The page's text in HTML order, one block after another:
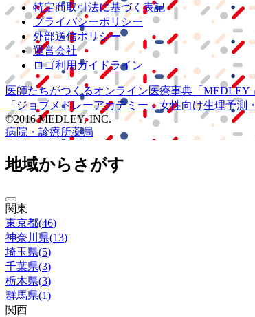
特定商取引法に基づく表記
プライバシーポリシー
外部送信ポリシー
運営会社
ロゴ利用ガイドライン
医師たちがつくるオンライン医療事典 「MEDLEY」
「ジョブメドレーアカデミー」 女性向け生理予測
©2016 MEDLEY, INC.
病院・診療所薬局
地域からさがす
関東
東京都(46)
神奈川県(13)
埼玉県(5)
千葉県(3)
栃木県(3)
群馬県(1)
関西